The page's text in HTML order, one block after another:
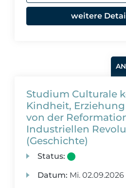
weitere
Studium Culturale
Kindheit,
von der
Industriellen
(Geschichte)
Status:
Datum: Mi. 02.09.2026